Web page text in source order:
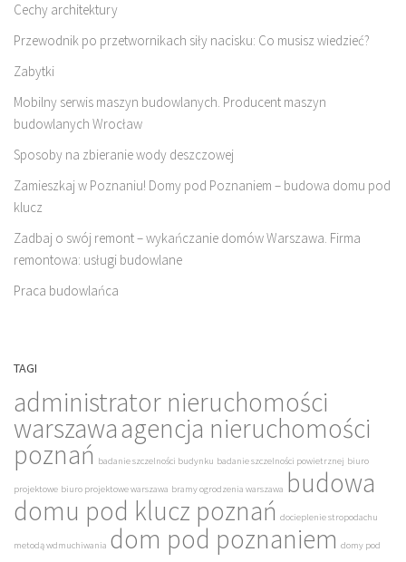
Cechy architektury
Przewodnik po przetwornikach siły nacisku: Co musisz wiedzieć?
Zabytki
Mobilny serwis maszyn budowlanych. Producent maszyn
budowlanych Wrocław
Sposoby na zbieranie wody deszczowej
Zamieszkaj w Poznaniu! Domy pod Poznaniem – budowa domu pod
klucz
Zadbaj o swój remont – wykańczanie domów Warszawa. Firma
remontowa: usługi budowlane
Praca budowlańca
TAGI
administrator nieruchomości
warszawaagencja nieruchomości
poznań badanie szczelności budynku badanie szczelności powietrznej biuro
projektowe biuro projektowe warszawa bramy ogrodzenia warszawa budowa
domu pod klucz poznań docieplenie stropodachu
metodą wdmuchiwania dom pod poznaniem domy pod